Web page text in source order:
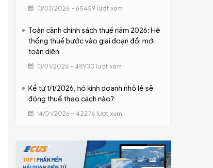
13/03/2026 - 65459 lượt xem
Toàn cảnh chính sách thuế năm 2026: Hệ
thống thuế bước vào giai đoạn đổi mới
toàn diện
13/01/2026 - 48930 lượt xem
Kể từ 1/1/2026, hộ kinh doanh nhỏ lẻ sẽ
đóng thuế theo cách nào?
14/01/2026 - 42276 lượt xem